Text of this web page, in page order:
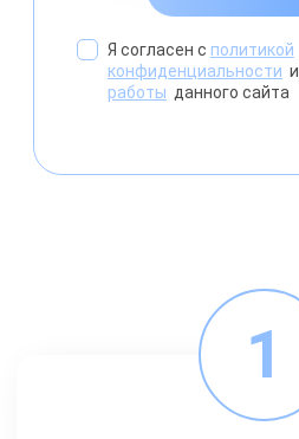
Я согласен с политикой
конфиденциальности и
работы данного сайта
1